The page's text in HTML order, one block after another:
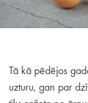
Tā kā pēdējos
uzturu, gan par